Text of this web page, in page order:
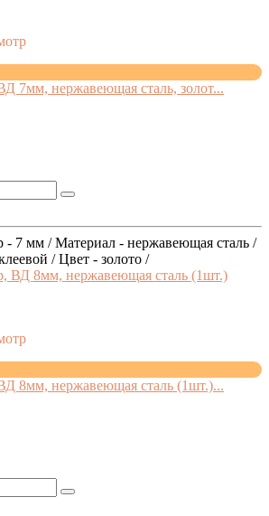
7мм, нержавеющая сталь, золот...
- 7 мм / Материал - нержавеющая сталь /
/ Цвет - золото /
8мм, нержавеющая сталь (1шт.)...